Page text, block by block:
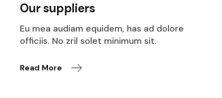
Our suppliers
Eu mea audiam equidem, has ad dolore
officiis. No zril solet minimum sit.
Read More